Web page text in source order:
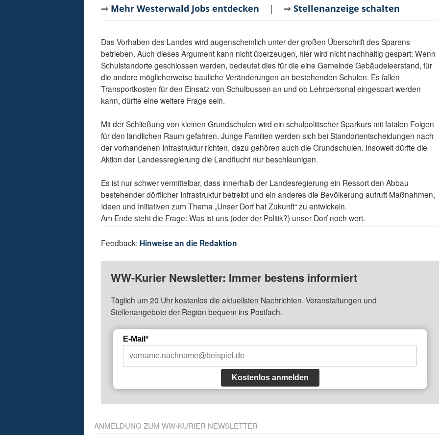
⇒ Mehr Westerwald Jobs entdecken | ⇒Stellenanzeige schalten
Das Vorhaben des Landes wird augenscheinlich unter der großen Überschrift des Sparens
betrieben. Auch dieses Argument kann nicht überzeugen, hier wird nicht nachhaltig gespart: Wenn
Schulstandorte geschlossen werden, bedeutet dies für die eine Gemeinde Gebäudeleerstand, für
die andere möglicherweise bauliche Veränderungen an bestehenden Schulen. Es fallen
Transportkosten für den Einsatz von Schulbussen an und ob Lehrpersonal eingespart werden
kann, dürfte eine weitere Frage sein.
Mit der Schließung von kleinen Grundschulen wird ein schulpolitischer Sparkurs mit fatalen Folgen
für den ländlichen Raum gefahren. Junge Familien werden sich bei Standortentscheidungen nach
der vorhandenen Infrastruktur richten, dazu gehören auch die Grundschulen. Insoweit dürfte die
Aktion der Landessregierung die Landflucht nur beschleunigen.
Es ist nur schwer vermittelbar, dass innerhalb der Landesregierung ein Ressort den Abbau
bestehender dörflicher Infrastruktur betreibt und ein anderes die Bevölkerung aufruft Maßnahmen,
Ideen und Initiativen zum Thema „Unser Dorf hat Zukunft“ zu entwickeln.
Am Ende steht die Frage: Was ist uns (oder der Politik?) unser Dorf noch wert.
Feedback: Hinweise an die Redaktion
WW-Kurier Newsletter: Immer bestens informiert
Täglich um 20 Uhr kostenlos die aktuellsten Nachrichten, Veranstaltungen und
Stellenangebote der Region bequem ins Postfach.
E-Mail*
Kostenlos anmelden
ANMELDUNG ZUM WW-KURIER NEWSLETTER